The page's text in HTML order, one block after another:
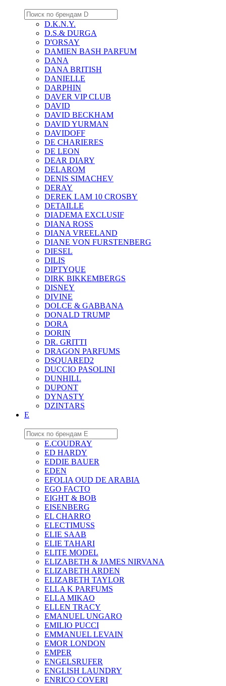
D.K.N.Y.
D.S.& DURGA
D'ORSAY
DAMIEN BASH PARFUM
DANA
DANA BRITISH
DANIELLE
DARPHIN
DAVER VIP CLUB
DAVID
DAVID BECKHAM
DAVID YURMAN
DAVIDOFF
DE CHARIERES
DE LEON
DEAR DIARY
DELAROM
DENIS SIMACHEV
DERAY
DEREK LAM 10 CROSBY
DETAILLE
DIADEMA EXCLUSIF
DIANA ROSS
DIANA VREELAND
DIANE VON FURSTENBERG
DIESEL
DILIS
DIPTYQUE
DIRK BIKKEMBERGS
DISNEY
DIVINE
DOLCE & GABBANA
DONALD TRUMP
DORA
DORIN
DR. GRITTI
DRAGON PARFUMS
DSQUARED2
DUCCIO PASOLINI
DUNHILL
DUPONT
DYNASTY
DZINTARS
E
E.COUDRAY
ED HARDY
EDDIE BAUER
EDEN
EFOLIA OUD DE ARABIA
EGO FACTO
EIGHT & BOB
EISENBERG
EL CHARRO
ELECTIMUSS
ELIE SAAB
ELIE TAHARI
ELITE MODEL
ELIZABETH & JAMES NIRVANA
ELIZABETH ARDEN
ELIZABETH TAYLOR
ELLA K PARFUMS
ELLA MIKAO
ELLEN TRACY
EMANUEL UNGARO
EMILIO PUCCI
EMMANUEL LEVAIN
EMOR LONDON
EMPER
ENGELSRUFER
ENGLISH LAUNDRY
ENRICO COVERI